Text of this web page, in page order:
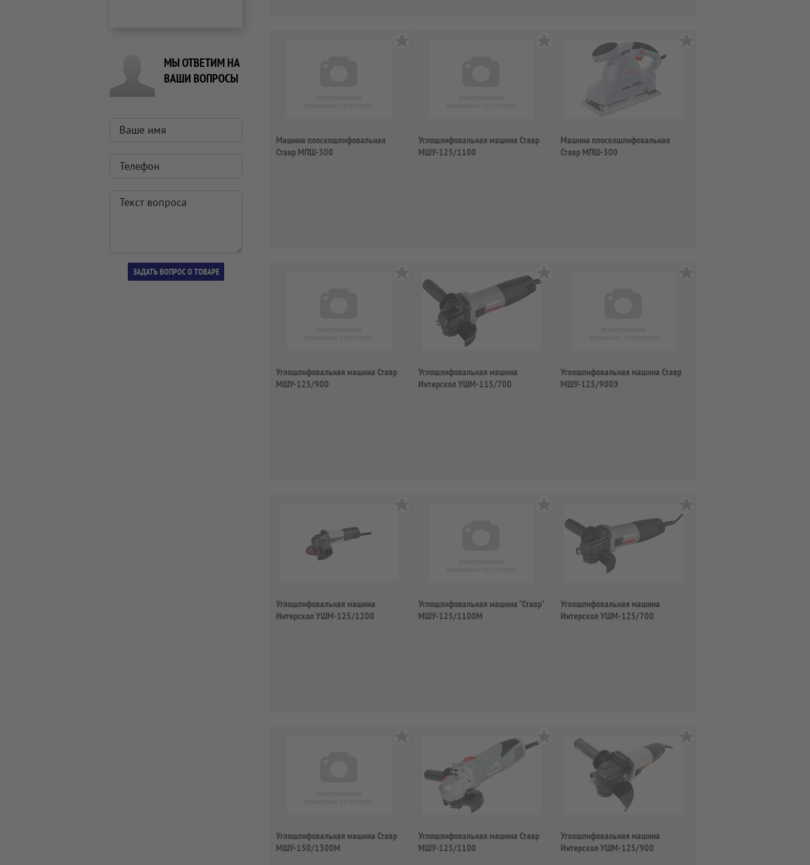
МЫ ОТВЕТИМ НА
ВАШИ ВОПРОСЫ
Машина плоскошлифовальная
Ставр МПШ-300
Углошлифовальная машина Ставр
МШУ-125/1100
Машина плоскошлифовальная
Ставр МПШ-300
Углошлифовальная машина Ставр
МШУ-125/900
Углошлифовальная машина
Интерскол УШМ-115/700
Углошлифовальная машина Ставр
МШУ-125/900Э
Углошлифовальная машина
Интерскол УШМ-125/1200
Углошлифовальная машина "Ставр"
МШУ-125/1100М
Углошлифовальная машина
Интерскол УШМ-125/700
Углошлифовальная машина Ставр
МШУ-150/1300М
Углошлифовальная машина Ставр
МШУ-125/1100
Углошлифовальная машина
Интерскол УШМ-125/900